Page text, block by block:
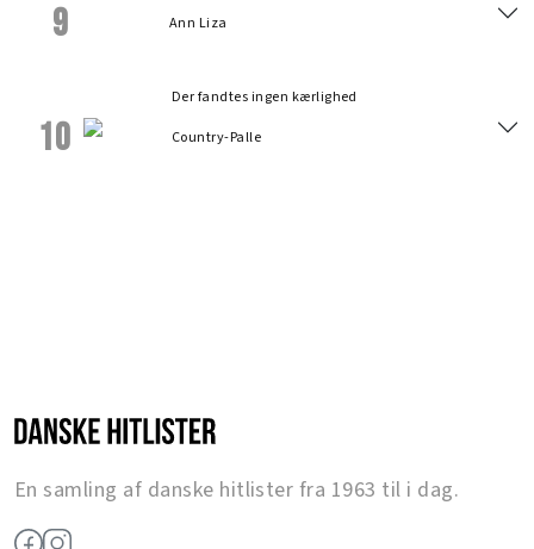
9
Ann Liza
10
Der fandtes ingen kærlighed
Country-Palle
En samling af danske hitlister fra 1963 til i dag.